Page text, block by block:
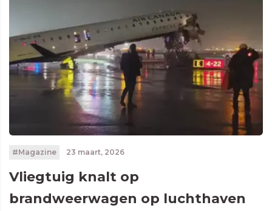
#Magazine 23 maart, 2026
Vliegtuig knalt op
brandweerwagen op luchthaven